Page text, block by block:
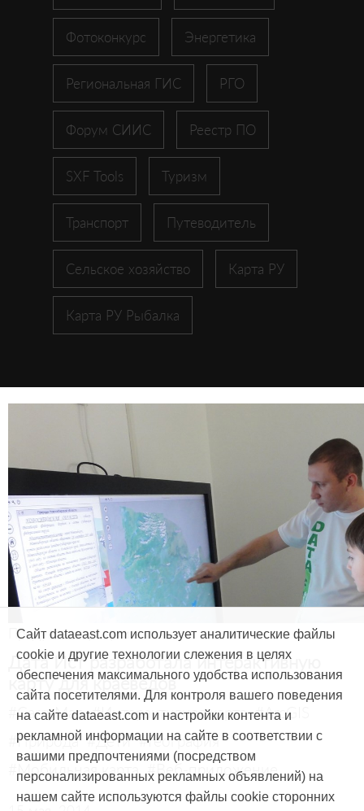
Фотоконкурс Энергетика
Региональная ГИС РГО
Форум СИИС Реестр ПО
SXF Tools Туризм
Транспорт Путеводитель
Сельское хозяйство Карта РУ
Карта РУ Рыбалка
Продукты и услуги
Дата Ист разработала интерактивную
карту для краеведов
#CarryMap #Интерактивная карта #ArcGIS
#Природа #Дети #География
#Мобильная карта #Веб-приложение
Сайт dataeast.com использует аналитические файлы
cookie и другие технологии слежения в целях
обеспечения максимального удобства использования
сайта посетителями. Для контроля вашего поведения
на сайте dataeast.com и настройки контента и
рекламной информации на сайте в соответствии с
вашими предпочтениями (посредством
персонализированных рекламных объявлений) на
нашем сайте используются файлы cookie сторонних